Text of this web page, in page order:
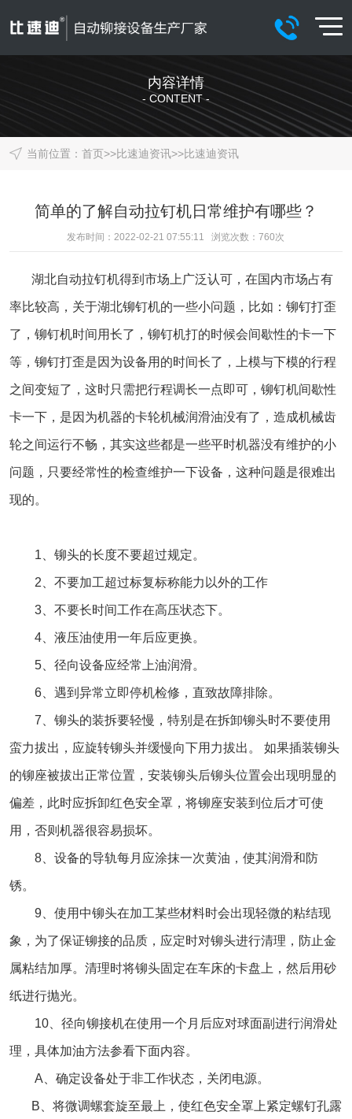
内容详情
- CONTENT -
当前位置： 首页>>比速迪资讯>>比速迪资讯
简单的了解自动拉钉机日常维护有哪些？
发布时间：2022-02-21 07:55:11 浏览次数：760次
湖北自动拉钉机得到市场上广泛认可，在国内市场占有
率比较高，关于湖北铆钉机的一些小问题，比如：铆钉打歪
了，铆钉机时间用长了，铆钉机打的时候会间歇性的卡一下
等，铆钉打歪是因为设备用的时间长了，上模与下模的行程
之间变短了，这时只需把行程调长一点即可，铆钉机间歇性
卡一下，是因为机器的卡轮机械润滑油没有了，造成机械齿
轮之间运行不畅，其实这些都是一些平时机器没有维护的小
问题，只要经常性的检查维护一下设备，这种问题是很难出
现的。
1、铆头的长度不要超过规定。
2、不要加工超过标复标称能力以外的工作
3、不要长时间工作在高压状态下。
4、液压油使用一年后应更换。
5、径向设备应经常上油润滑。
6、遇到异常立即停机检修，直致故障排除。
7、铆头的装拆要轻慢，特别是在拆卸铆头时不要使用
蛮力拔出，应旋转铆头并缓慢向下用力拔出。 如果插装铆头
的铆座被拔出正常位置，安装铆头后铆头位置会出现明显的
偏差，此时应拆卸红色安全罩，将铆座安装到位后才可使
用，否则机器很容易损坏。
8、设备的导轨每月应涂抹一次黄油，使其润滑和防
锈。
9、使用中铆头在加工某些材料时会出现轻微的粘结现
象，为了保证铆接的品质，应定时对铆头进行清理，防止金
属粘结加厚。清理时将铆头固定在车床的卡盘上，然后用砂
纸进行抛光。
10、径向铆接机在使用一个月后应对球面副进行润滑处
理，具体加油方法参看下面内容。
A、确定设备处于非工作状态，关闭电源。
B、将微调螺套旋至最上，使红色安全罩上紧定螺钉孔露